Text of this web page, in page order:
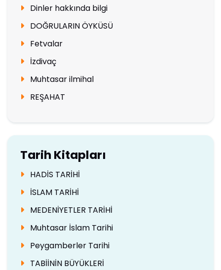
Dinler hakkında bilgi
DOĞRULARIN ÖYKÜSÜ
Fetvalar
İzdivaç
Muhtasar ilmihal
REŞAHAT
Tarih Kitapları
HADİS TARİHİ
İSLAM TARİHİ
MEDENİYETLER TARİHİ
Muhtasar İslam Tarihi
Peygamberler Tarihi
TABİİNİN BÜYÜKLERİ